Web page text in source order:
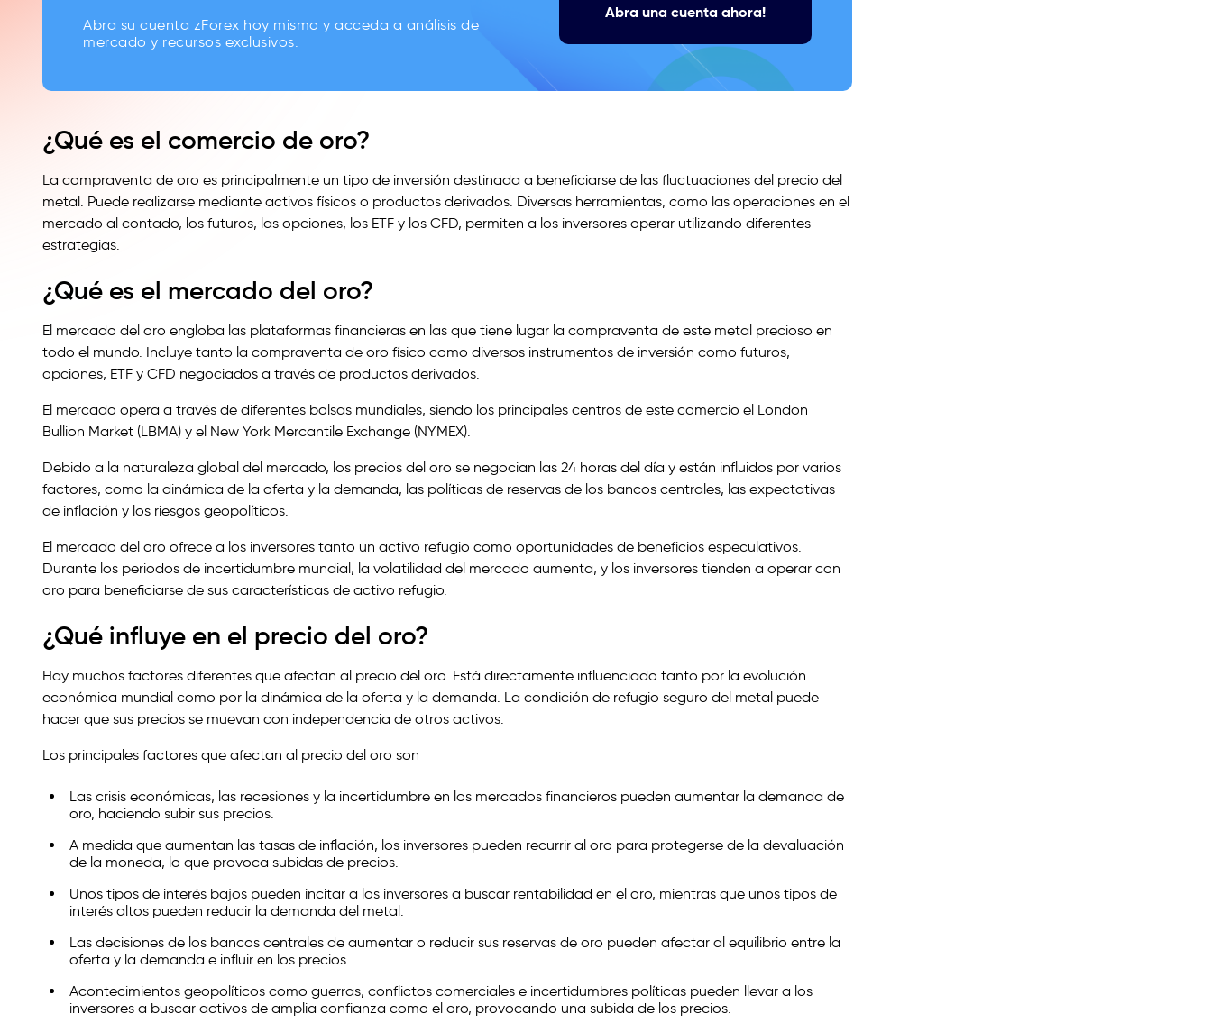
Abra su cuenta zForex hoy mismo y acceda a análisis de
mercado y recursos exclusivos.
Abra una cuenta ahora!
¿Qué es el comercio de oro?
La compraventa de oro es principalmente un tipo de inversión destinada a beneficiarse de las fluctuaciones del precio del
metal. Puede realizarse mediante activos físicos o productos derivados. Diversas herramientas, como las operaciones en el
mercado al contado, los futuros, las opciones, los ETF y los CFD, permiten a los inversores operar utilizando diferentes
estrategias.
¿Qué es el mercado del oro?
El mercado del oro engloba las plataformas financieras en las que tiene lugar la compraventa de este metal precioso en
todo el mundo. Incluye tanto la compraventa de oro físico como diversos instrumentos de inversión como futuros,
opciones, ETF y CFD negociados a través de productos derivados.
El mercado opera a través de diferentes bolsas mundiales, siendo los principales centros de este comercio el London
Bullion Market (LBMA) y el New York Mercantile Exchange (NYMEX).
Debido a la naturaleza global del mercado, los precios del oro se negocian las 24 horas del día y están influidos por varios
factores, como la dinámica de la oferta y la demanda, las políticas de reservas de los bancos centrales, las expectativas
de inflación y los riesgos geopolíticos.
El mercado del oro ofrece a los inversores tanto un activo refugio como oportunidades de beneficios especulativos.
Durante los periodos de incertidumbre mundial, la volatilidad del mercado aumenta, y los inversores tienden a operar con
oro para beneficiarse de sus características de activo refugio.
¿Qué influye en el precio del oro?
Hay muchos factores diferentes que afectan al precio del oro. Está directamente influenciado tanto por la evolución
económica mundial como por la dinámica de la oferta y la demanda. La condición de refugio seguro del metal puede
hacer que sus precios se muevan con independencia de otros activos.
Los principales factores que afectan al precio del oro son
Las crisis económicas, las recesiones y la incertidumbre en los mercados financieros pueden aumentar la demanda de
oro, haciendo subir sus precios.
A medida que aumentan las tasas de inflación, los inversores pueden recurrir al oro para protegerse de la devaluación
de la moneda, lo que provoca subidas de precios.
Unos tipos de interés bajos pueden incitar a los inversores a buscar rentabilidad en el oro, mientras que unos tipos de
interés altos pueden reducir la demanda del metal.
Las decisiones de los bancos centrales de aumentar o reducir sus reservas de oro pueden afectar al equilibrio entre la
oferta y la demanda e influir en los precios.
Acontecimientos geopolíticos como guerras, conflictos comerciales e incertidumbres políticas pueden llevar a los
inversores a buscar activos de amplia confianza como el oro, provocando una subida de los precios.